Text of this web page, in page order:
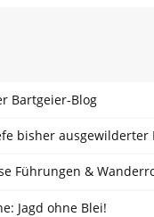
Bartgeier-Blog
bisher ausgewilderter
Führungen &
Jagd ohne Blei!